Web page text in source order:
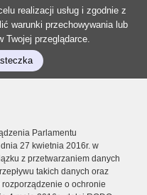
realizacji usług i zgodnie z
warunki przechowywania lub
Twojej przeglądarce.
Parlamentu
27 kwietnia 2016r. w
z przetwarzaniem danych
takich danych oraz
o ochronie